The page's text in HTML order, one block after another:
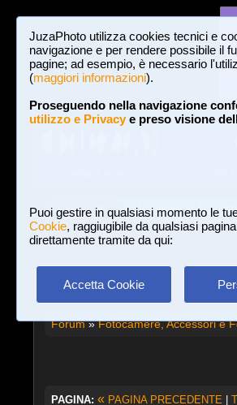
JuzaPhoto utilizza cookies tecnici e
navigazione e per rendere possibile il
pagine; ad esempio, è necessario
(maggiori informazioni).
Proseguendo nella navigazione
utilizzo e Privacye preso visione
Puoi gestire in qualsiasi momento le
Cookie, raggiugibile da qualsiasi
direttamente tramite da qui:
Accetta Cookie
Login Iscriviti a
Forum»Fotocamere, Accessori e
PAGINA: « PAGINA PRECEDENTE |